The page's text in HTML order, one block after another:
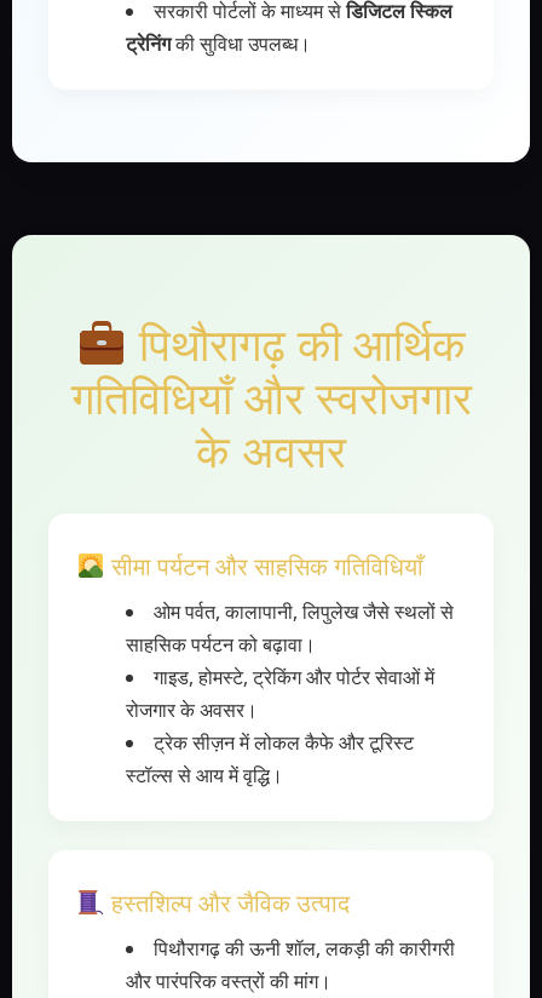
सरकारी पोर्टलों के माध्यम सेडिजिटल स्किल
ट्रेनिंगकी सुविधा उपलब्ध।
पिथौरागढ़ की आर्थिक
गतिविधियाँ और स्वरोजगार
के अवसर
सीमा पर्यटन और साहसिक गतिविधियाँ
ओम पर्वत, कालापानी, लिपुलेख जैसे स्थलों से
साहसिक पर्यटन को बढ़ावा।
गाइड, होमस्टे, ट्रेकिंग और पोर्टर सेवाओं में
रोजगार के अवसर।
ट्रेक सीज़न में लोकल कैफे और टूरिस्ट
स्टॉल्स से आय में वृद्धि।
हस्तशिल्प और जैविक उत्पाद
पिथौरागढ़ की ऊनी शॉल, लकड़ी की कारीगरी
और पारंपरिक वस्त्रों की मांग।